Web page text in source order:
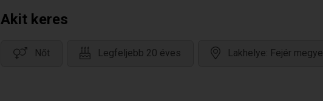
Akit keres
Nőt Legfeljebb 20 éves Lakhelye: Fejér megye